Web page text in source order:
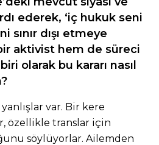
ederek, ‘iç hukuk seni
sınır dışı etmeye
aktivist hem de süreci
olarak bu kararı nasıl
var. Bir kere
özellikle translar için
söylüyorlar. Ailemden